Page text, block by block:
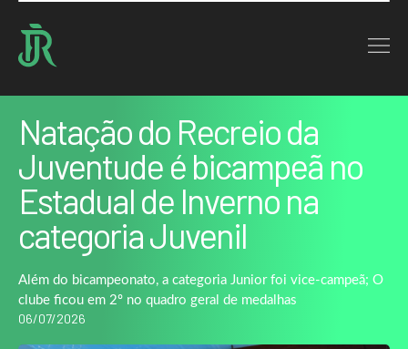
Home : Noticias : Natação do Recreio da Juventude é bicampeã no Estadual de…
Natação do Recreio da
Juventude é bicampeã no
Estadual de Inverno na
categoria Juvenil
Além do bicampeonato, a categoria Junior foi vice-campeã; O
clube ficou em 2º no quadro geral de medalhas
06/07/2026